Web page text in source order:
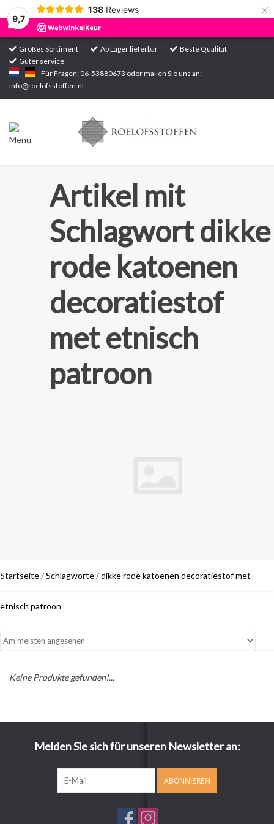
9,7
138 Reviews ×
Großes Sortiment Ab Lager lieferbar
Beste Qualität
Guter service
Für Fragen: 06-53880673 oder mailen Sie uns an:
info@roelofsstoffen.nl
Startseite
Sortiment
Artikel mit
Schlagwort dikke
rode katoenen
decoratiestof
met etnisch
patroon
Startseite/Schlagworte/dikke rode katoenen decoratiestof met
etnisch patroon
Keine Produkte gefunden!...
Melden Sie sich für unseren Newsletter an:
ABONNIEREN